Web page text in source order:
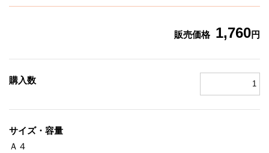
販売価格 1,760円
購入数
サイズ・容量
Ａ４